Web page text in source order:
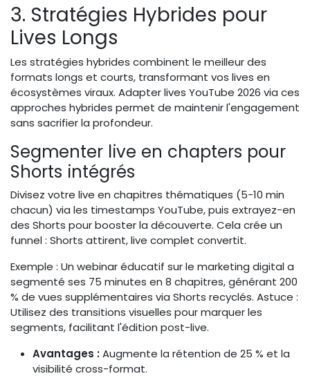
3. Stratégies Hybrides pour
Lives Longs
Les stratégies hybrides combinent le meilleur des
formats longs et courts, transformant vos lives en
écosystèmes viraux. Adapter lives YouTube 2026 via ces
approches hybrides permet de maintenir l'engagement
sans sacrifier la profondeur.
Segmenter live en chapters pour
Shorts intégrés
Divisez votre live en chapitres thématiques (5-10 min
chacun) via les timestamps YouTube, puis extrayez-en
des Shorts pour booster la découverte. Cela crée un
funnel : Shorts attirent, live complet convertit.
Exemple : Un webinar éducatif sur le marketing digital a
segmenté ses 75 minutes en 8 chapitres, générant 200
% de vues supplémentaires via Shorts recyclés. Astuce :
Utilisez des transitions visuelles pour marquer les
segments, facilitant l'édition post-live.
Avantages :Augmente la rétention de 25 % et la
visibilité cross-format.